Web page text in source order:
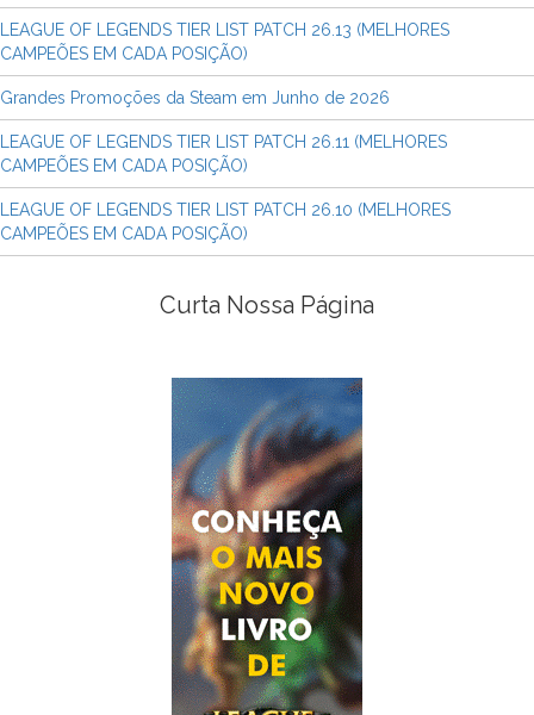
LEAGUE OF LEGENDS TIER LIST PATCH 26.13 (MELHORES
CAMPEÕES EM CADA POSIÇÃO)
Grandes Promoções da Steam em Junho de 2026
LEAGUE OF LEGENDS TIER LIST PATCH 26.11 (MELHORES
CAMPEÕES EM CADA POSIÇÃO)
LEAGUE OF LEGENDS TIER LIST PATCH 26.10 (MELHORES
CAMPEÕES EM CADA POSIÇÃO)
Curta Nossa Página